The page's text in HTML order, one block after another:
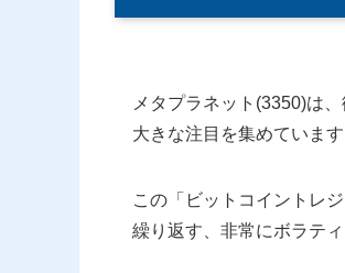
メタプラネット(3350)は
大きな注目を集めています
この「ビットコイントレ
繰り返す、非常にボラテ